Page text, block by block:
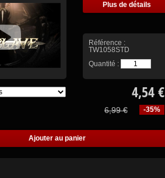
Plus de détails
Référence :
TW1058STD
Quantité :
4,54 €
-35%
6,99 €